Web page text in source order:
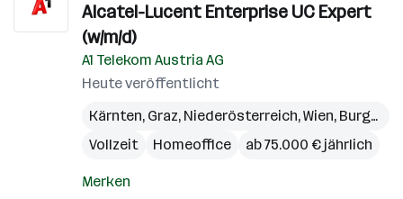
Alcatel-Lucent Enterprise UC Expert
(w/m/d)
A1 Telekom Austria AG
Heute veröffentlicht
Kärnten, Graz, Niederösterreich,Wien, Burgenland
Vollzeit
Homeoffice ab 75.000 € jährlich
Merken